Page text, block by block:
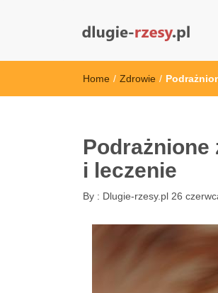
Home / Zdrowie /
Podrażnione
i leczenie
By : Dlugie-rzesy.pl 26